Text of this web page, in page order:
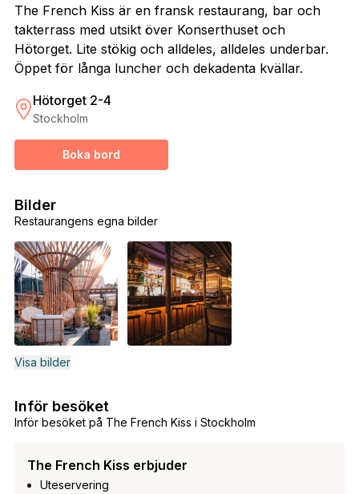
The French Kiss är en fransk restaurang, bar och
takterrass med utsikt över Konserthuset och
Hötorget. Lite stökig och alldeles, alldeles underbar.
Öppet för långa luncher och dekadenta kvällar.
Hötorget 2-4
Stockholm
Boka bord
Restaurangens egna bilder
Bilder
Visa bilder
Inför besöket på The French Kiss i Stockholm
Inför besöket
The French Kiss erbjuder
Uteservering